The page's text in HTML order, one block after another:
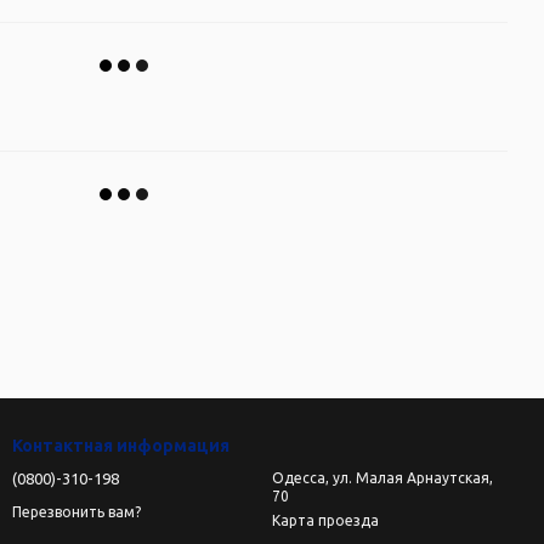
Контактная информация
(0800)-310-198
Перезвонить вам?
Одесса, ул. Малая Арнаутская,
70
Карта проезда